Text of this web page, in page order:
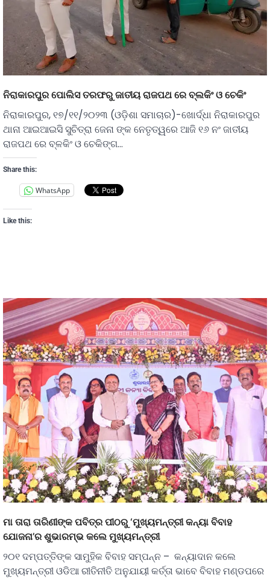
ନିରାକାରପୁର ପୋଲିସ ତରଫରୁ ଜାତୀୟ ରାଜପଥ ରେ ବ୍ଲକିଂ ଓ ଚେକିଂ
ନିରାକାରପୁର, ୧୭/୧୧/୨୦୨୩ (ଓଡ଼ିଶା ସମାଚାର)-ଖୋର୍ଦ୍ଧା ନିରାକାରପୁର
ଥାନା ଆଇଆଇସି ସୁଚିତ୍ରା ଜେନା ଙ୍କ ନେତୃତ୍ୱରେ ଆଜି ୧୬ ନଂ ଜାତୀୟ
ରାଜପଥ ରେ ବ୍ଳକିଂ ଓ ଚେକିଙ୍ଗ…
Share this:
WhatsApp
Like this:
ମା ତାରା ତାରିଣୀଙ୍କ ପବିତ୍ର ପୀଠରୁ ‘ମୁଖ୍ୟମନ୍ତ୍ରୀ କନ୍ୟା ବିବାହ
ଯୋଜନା’ର ଶୁଭାରମ୍ଭ କଲେ ମୁଖ୍ୟମନ୍ତ୍ରୀ
୨୦୧ ଦମ୍ପତ୍ତିଙ୍କ ସାମୁହିକ ବିବାହ ସମ୍ପନ୍ନ – କନ୍ୟାଦାନ କଲେ
ମୁଖ୍ୟମନ୍ତ୍ରୀ ଓଡିଆ ରୀତିନୀତି ଅନୁଯାୟୀ କର୍ତ୍ତା ଭାବେ ବିବାହ ମଣ୍ଡପରେ